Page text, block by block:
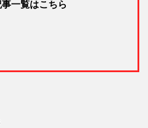
事一覧はこちら